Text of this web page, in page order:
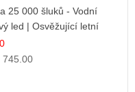
25 000 šluků - Vodní
led | Osvěžující letní
745.00